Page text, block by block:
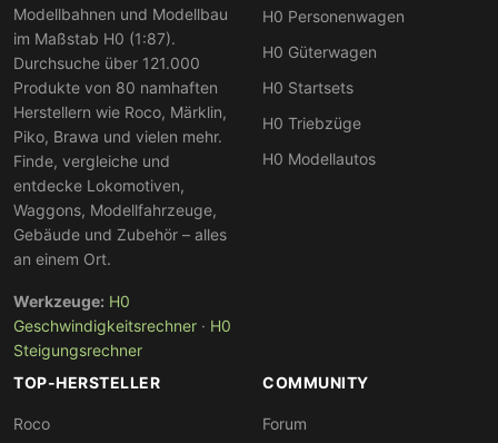
Modellbahnen und Modellbau
im Maßstab H0 (1:87).
Durchsuche über 121.000
Produkte von 80 namhaften
Herstellern wie Roco, Märklin,
Piko, Brawa und vielen mehr.
Finde, vergleiche und
entdecke Lokomotiven,
Waggons, Modellfahrzeuge,
Gebäude und Zubehör – alles
an einem Ort.
Werkzeuge: H0
Geschwindigkeitsrechner · H0
Steigungsrechner
H0 Personenwagen
H0 Güterwagen
H0 Startsets
H0 Triebzüge
H0 Modellautos
TOP-HERSTELLER
Roco
COMMUNITY
Forum